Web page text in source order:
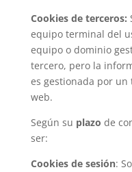
Cookies de terceros:
equipo terminal del
equipo o dominio
tercero, pero la
es gestionada por
web.
Según su plazo de
ser:
Cookies de sesión: